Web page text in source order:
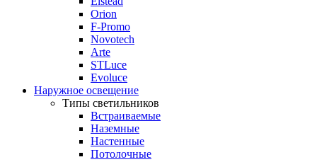
Orion
F-Promo
Novotech
Arte
STLuce
Evoluce
Наружное освещение
Типы светильников
Встраиваемые
Наземные
Настенные
Потолочные